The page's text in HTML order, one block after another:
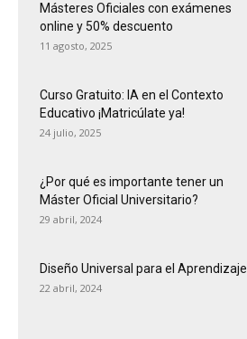
Másteres Oficiales con exámenes
online y 50% descuento
11 agosto, 2025
Curso Gratuito: IA en el Contexto
Educativo ¡Matricúlate ya!
24 julio, 2025
¿Por qué es importante tener un
Máster Oficial Universitario?
29 abril, 2024
Diseño Universal para el Aprendizaje
22 abril, 2024